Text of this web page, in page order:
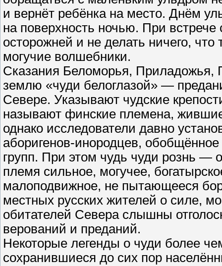
и вернёт ребёнка на место. Днём
на поверхность ночью. При
осторожней и не делать ничего,
могучие волшебники.
Сказания Беломорья, Приладожья,
землю «чуди белоглазой» —
Севере. Указывают чудские
называют финские племена,
однако исследователи давно
аборигенов-инородцев,
групп. При этом чудь чуди рознь —
племя сильное, могучее,
малоподвижное, не пытающееся
местных русских жителей о силе,
обитателей Севера слышны
верований и преданий.
Некоторые легенды о чуди более
сохранившиеся до сих пор